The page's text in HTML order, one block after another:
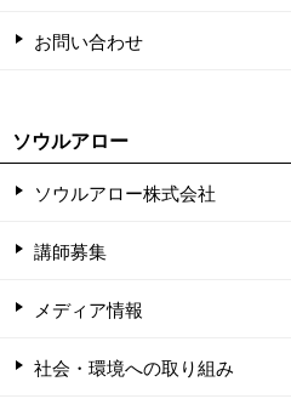
お問い合わせ
ソウルアロー
ソウルアロー株式会社
講師募集
メディア情報
社会・環境への取り組み